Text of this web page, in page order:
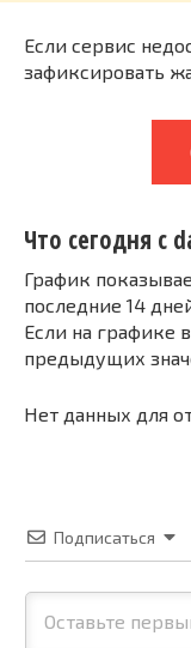
Если сервис
зафиксировать
Что сегодня с
График
последние 14
Если на графике
предыдущих
Нет данных для
Подписаться